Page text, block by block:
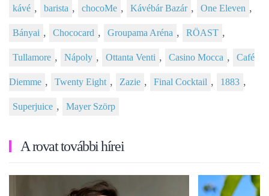
kávé , barista , chocoMe , Kávébár Bazár , One Eleven ,
Bányai , Chococard , Groupama Aréna , RÖAST ,
Tullamore , Nápoly , Ottanta Venti , Casino Mocca , Café
Diemme , Twenty Eight , Zazie , Final Cocktail , 1883 ,
Superjuice , Mayer Szörp
A rovat további hírei